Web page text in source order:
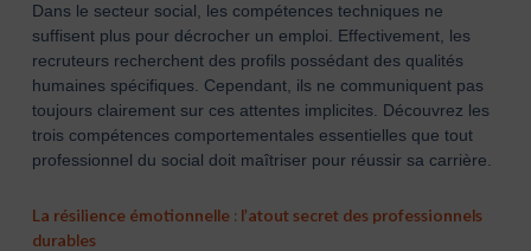
Dans le secteur social, les compétences techniques ne
suffisent plus pour décrocher un emploi. Effectivement, les
recruteurs recherchent des profils possédant des qualités
humaines spécifiques. Cependant, ils ne communiquent pas
toujours clairement sur ces attentes implicites. Découvrez les
trois compétences comportementales essentielles que tout
professionnel du social doit maîtriser pour réussir sa carrière.
La résilience émotionnelle : l’atout secret des professionnels
durables